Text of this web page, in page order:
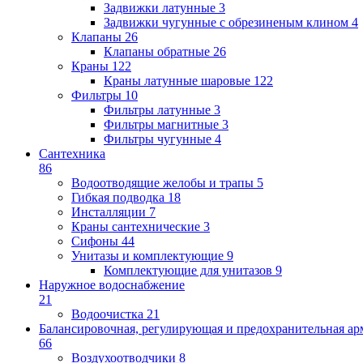
Задвижки латунные 3
Задвижки чугунные с обрезиненым клином 4
Клапаны 26
Клапаны обратные 26
Краны 122
Краны латунные шаровые 122
Фильтры 10
Фильтры латунные 3
Фильтры магнитные 3
Фильтры чугунные 4
Сантехника
86
Водоотводящие желобы и трапы 5
Гибкая подводка 18
Инсталляции 7
Краны сантехнические 3
Сифоны 44
Унитазы и комплектующие 9
Комплектующие для унитазов 9
Наружное водоснабжение
21
Водоочистка 21
Балансировочная, регулирующая и предохранительная
66
Воздухоотводчики 8